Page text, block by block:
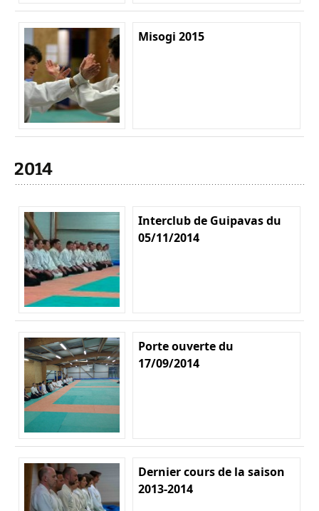
Misogi 2015
2014
Interclub de Guipavas du
05/11/2014
Porte ouverte du
17/09/2014
Dernier cours de la saison
2013-2014